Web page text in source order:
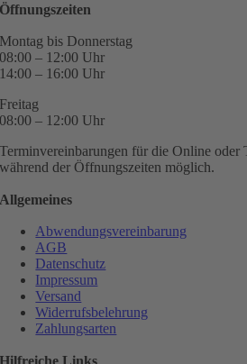
Öffnungszeiten
Montag bis Donnerstag
08:00 – 12:00 Uhr
14:00 – 16:00 Uhr
Freitag
08:00 – 12:00 Uhr
Terminvereinbarungen für die Online oder
während der Öffnungszeiten möglich.
Allgemeines
Abwendungsvereinbarung
AGB
Datenschutz
Impressum
Versand
Widerrufsbelehrung
Zahlungsarten
Hilfreiche Links